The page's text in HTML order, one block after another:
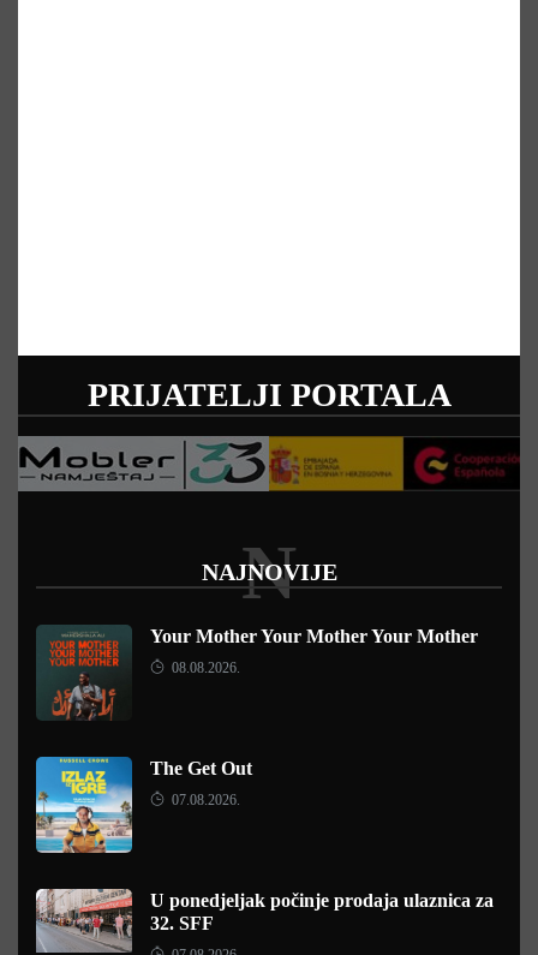
PRIJATELJI PORTALA
NAJNOVIJE
N
Your Mother Your Mother Your Mother
08.08.2026.
The Get Out
07.08.2026.
U ponedjeljak počinje prodaja ulaznica za
32. SFF